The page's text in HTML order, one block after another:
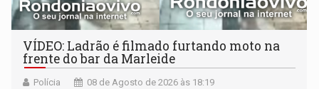
VÍDEO: Ladrão é filmado furtando moto na
frente do bar da Marleide
Polícia 08 de Agosto de 2026 às 18:19